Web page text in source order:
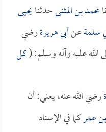
محمد بن المثنىحدثنايحيى
سلمةعنأبي هريرةرضي
الله عليه وآله وسلم: (كل
رضي الله عنه، يعني: أن
عمركما في الإسناد